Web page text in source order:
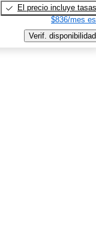
El precio incluye tasas
$836/mes
Verif. disponibilidad